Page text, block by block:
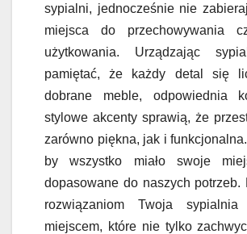
sypialni, jednocześnie nie
miejsca do przechowywania
użytkowania. Urządzając
pamiętać, że każdy detal się
dobrane meble, odpowiednia
stylowe akcenty sprawią, że
zarówno piękna, jak i
by wszystko miało swoje
dopasowane do naszych potrzeb.
rozwiązaniom Twoja
miejscem, które nie tylko